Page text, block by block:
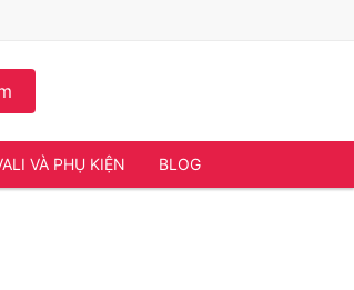
VÀ PHỤ KIỆN BLOG